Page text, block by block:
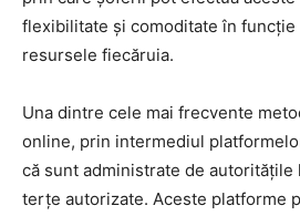
flexibilitate și comoditate în
resursele fiecăruia.
Una dintre cele mai frecvente
online, prin intermediul
că sunt administrate de autoritățile
terțe autorizate. Aceste platforme